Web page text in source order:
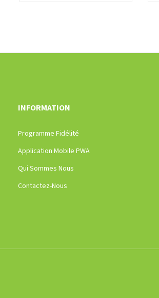
INFORMATION
Programme Fidélité
Application Mobile PWA
Qui Sommes Nous
Contactez-Nous